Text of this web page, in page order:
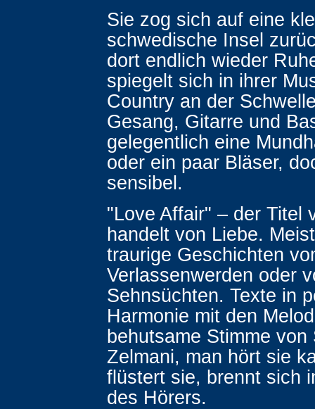
Sie zog sich auf eine
schwedische Insel
dort endlich wieder
spiegelt sich in ihrer
Country an der
Gesang, Gitarre und
gelegentlich eine
oder ein paar Bläser,
sensibel.
"Love Affair" – der Titel
handelt von Liebe.
traurige Geschichten
Verlassenwerden oder
Sehnsüchten. Texte in
Harmonie mit den
behutsame Stimme von
Zelmani, man hört sie
flüstert sie, brennt sich
des Hörers.